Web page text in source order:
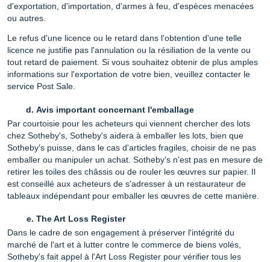
d'exportation, d'importation, d'armes à feu, d'espèces menacées
ou autres.
Le refus d'une licence ou le retard dans l'obtention d'une telle
licence ne justifie pas l'annulation ou la résiliation de la vente ou
tout retard de paiement. Si vous souhaitez obtenir de plus amples
informations sur l'exportation de votre bien, veuillez contacter le
service Post Sale.
Avis important concernant l'emballage
Par courtoisie pour les acheteurs qui viennent chercher des lots
chez Sotheby's, Sotheby's aidera à emballer les lots, bien que
Sotheby's puisse, dans le cas d'articles fragiles, choisir de ne pas
emballer ou manipuler un achat. Sotheby's n'est pas en mesure de
retirer les toiles des châssis ou de rouler les œuvres sur papier. Il
est conseillé aux acheteurs de s'adresser à un restaurateur de
tableaux indépendant pour emballer les œuvres de cette manière.
The Art Loss Register
Dans le cadre de son engagement à préserver l'intégrité du
marché de l'art et à lutter contre le commerce de biens volés,
Sotheby's fait appel à l'Art Loss Register pour vérifier tous les